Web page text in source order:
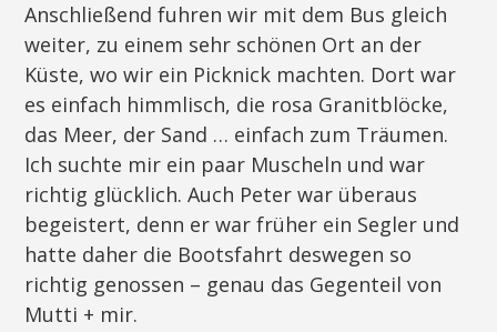
Anschließend fuhren wir mit dem Bus gleich
weiter, zu einem sehr schönen Ort an der
Küste, wo wir ein Picknick machten. Dort war
es einfach himmlisch, die rosa Granitblöcke,
das Meer, der Sand … einfach zum Träumen.
Ich suchte mir ein paar Muscheln und war
richtig glücklich. Auch Peter war überaus
begeistert, denn er war früher ein Segler und
hatte daher die Bootsfahrt deswegen so
richtig genossen – genau das Gegenteil von
Mutti + mir.